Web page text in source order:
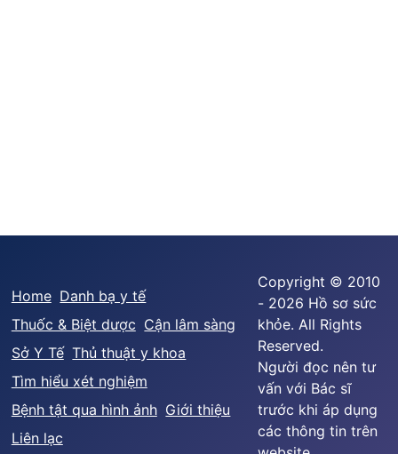
Home Danh bạ y tế
Thuốc & Biệt dược Cận lâm sàng
Sở Y Tế Thủ thuật y khoa
Tìm hiểu xét nghiệm
Bệnh tật qua hình ảnh Giới thiệu
Liên lạc
Copyright © 2010
- 2026 Hồ sơ sức
khỏe. All Rights
Reserved.
Người đọc nên tư
vấn với Bác sĩ
trước khi áp dụng
các thông tin trên